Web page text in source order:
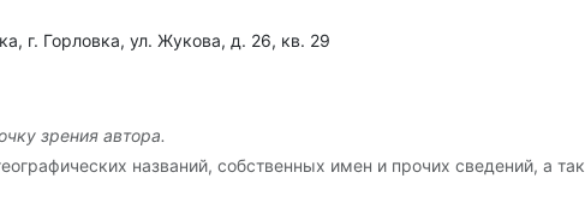
г. Горловка, ул. Жукова, д. 26, кв. 29
зрения автора.
названий, собственных имен и прочих сведений, а